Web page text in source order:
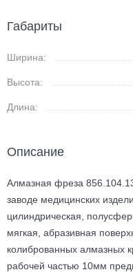
Габариты
Ширина:
Высота:
Длина:
Описание
Алмазная фреза
заводе медицинских
цилиндрическая,
мягкая, абразивная
колиброванных алмазных
рабочей частью 10мм